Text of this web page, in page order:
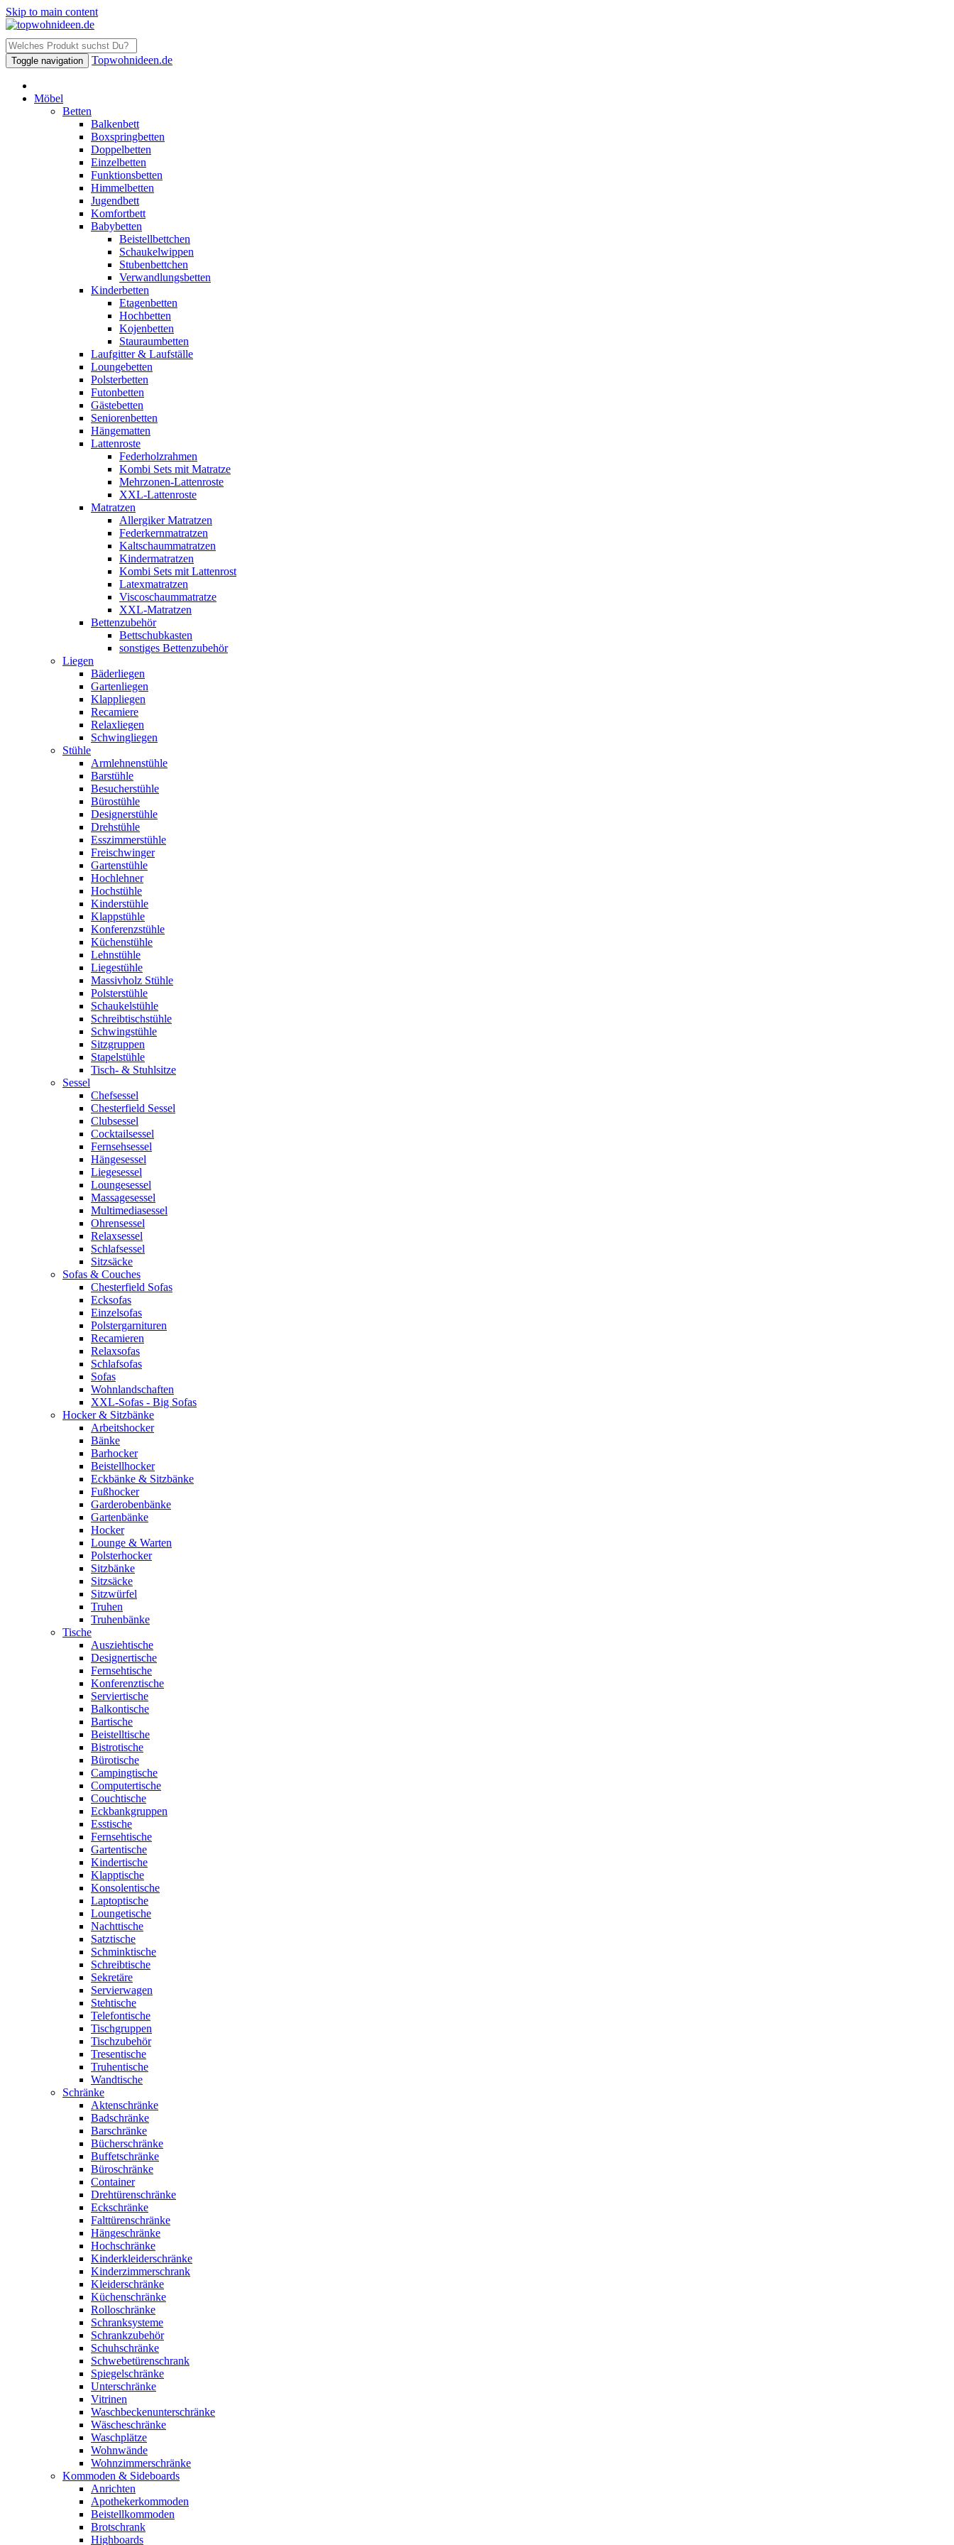
Skip to main content
Toggle navigation Topwohnideen.de
Möbel
Betten
Balkenbett
Boxspringbetten
Doppelbetten
Einzelbetten
Funktionsbetten
Himmelbetten
Jugendbett
Komfortbett
Babybetten
Beistellbettchen
Schaukelwippen
Stubenbettchen
Verwandlungsbetten
Kinderbetten
Etagenbetten
Hochbetten
Kojenbetten
Stauraumbetten
Laufgitter & Laufställe
Loungebetten
Polsterbetten
Futonbetten
Gästebetten
Seniorenbetten
Hängematten
Lattenroste
Federholzrahmen
Kombi Sets mit Matratze
Mehrzonen-Lattenroste
XXL-Lattenroste
Matratzen
Allergiker Matratzen
Federkernmatratzen
Kaltschaummatratzen
Kindermatratzen
Kombi Sets mit Lattenrost
Latexmatratzen
Viscoschaummatratze
XXL-Matratzen
Bettenzubehör
Bettschubkasten
sonstiges Bettenzubehör
Liegen
Bäderliegen
Gartenliegen
Klappliegen
Recamiere
Relaxliegen
Schwingliegen
Stühle
Armlehnenstühle
Barstühle
Besucherstühle
Bürostühle
Designerstühle
Drehstühle
Esszimmerstühle
Freischwinger
Gartenstühle
Hochlehner
Hochstühle
Kinderstühle
Klappstühle
Konferenzstühle
Küchenstühle
Lehnstühle
Liegestühle
Massivholz Stühle
Polsterstühle
Schaukelstühle
Schreibtischstühle
Schwingstühle
Sitzgruppen
Stapelstühle
Tisch- & Stuhlsitze
Sessel
Chefsessel
Chesterfield Sessel
Clubsessel
Cocktailsessel
Fernsehsessel
Hängesessel
Liegesessel
Loungesessel
Massagesessel
Multimediasessel
Ohrensessel
Relaxsessel
Schlafsessel
Sitzsäcke
Sofas & Couches
Chesterfield Sofas
Ecksofas
Einzelsofas
Polstergarnituren
Recamieren
Relaxsofas
Schlafsofas
Sofas
Wohnlandschaften
XXL-Sofas - Big Sofas
Hocker & Sitzbänke
Arbeitshocker
Bänke
Barhocker
Beistellhocker
Eckbänke & Sitzbänke
Fußhocker
Garderobenbänke
Gartenbänke
Hocker
Lounge & Warten
Polsterhocker
Sitzbänke
Sitzsäcke
Sitzwürfel
Truhen
Truhenbänke
Tische
Ausziehtische
Designertische
Fernsehtische
Konferenztische
Serviertische
Balkontische
Bartische
Beistelltische
Bistrotische
Bürotische
Campingtische
Computertische
Couchtische
Eckbankgruppen
Esstische
Fernsehtische
Gartentische
Kindertische
Klapptische
Konsolentische
Laptoptische
Loungetische
Nachttische
Satztische
Schminktische
Schreibtische
Sekretäre
Servierwagen
Stehtische
Telefontische
Tischgruppen
Tischzubehör
Tresentische
Truhentische
Wandtische
Schränke
Aktenschränke
Badschränke
Barschränke
Bücherschränke
Buffetschränke
Büroschränke
Container
Drehtürenschränke
Eckschränke
Falttürenschränke
Hängeschränke
Hochschränke
Kinderkleiderschränke
Kinderzimmerschrank
Kleiderschränke
Küchenschränke
Rolloschränke
Schranksysteme
Schrankzubehör
Schuhschränke
Schwebetürenschrank
Spiegelschränke
Unterschränke
Vitrinen
Waschbeckenunterschränke
Wäscheschränke
Waschplätze
Wohnwände
Wohnzimmerschränke
Kommoden & Sideboards
Anrichten
Apothekerkommoden
Beistellkommoden
Brotschrank
Highboards